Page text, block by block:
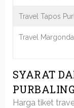
Travel Tapos
Travel
SYARAT
Harga tiket